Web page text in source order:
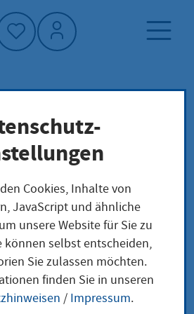
Ausprobieren
zum
Cookies, Inhalte von
JavaScript und ähnliche
unsere Website für Sie zu
können selbst entscheiden,
Sie zulassen möchten.
finden Sie in unseren
/ Impressum.